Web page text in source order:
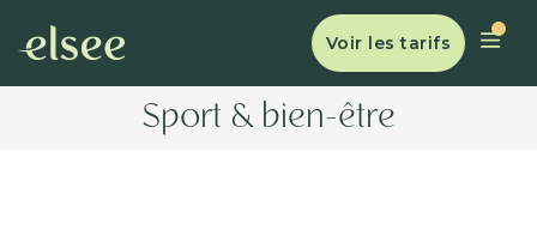
Voir les tarifs
Sport & bien-être